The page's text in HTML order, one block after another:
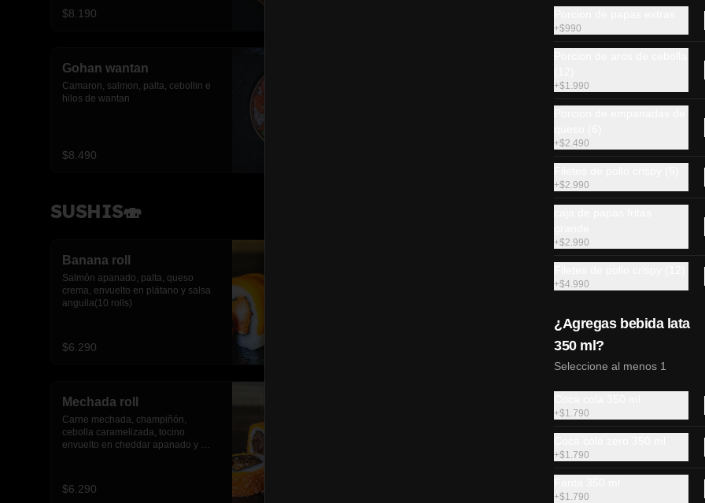
$8.190
Gohan wantan
Camaron, salmon, palta, cebollin e
hilos de wantan
$8.490
SUSHIS🍣
Banana roll
Salmón apanado, palta, queso
crema, envuelto en plátano y salsa
anguila(10 rolls)
$6.290
Mechada roll
Carne mechada, champiñón,
cebolla caramelizada, tocino
envuelto en cheddar apanado y
$6.290
+$990
+$1.990
+$2.490
+$2.990
+$2.990
+$4.990
¿Agregas bebida lata
350 ml?
Seleccione al menos 1
+$1.790
+$1.790
+$1.790